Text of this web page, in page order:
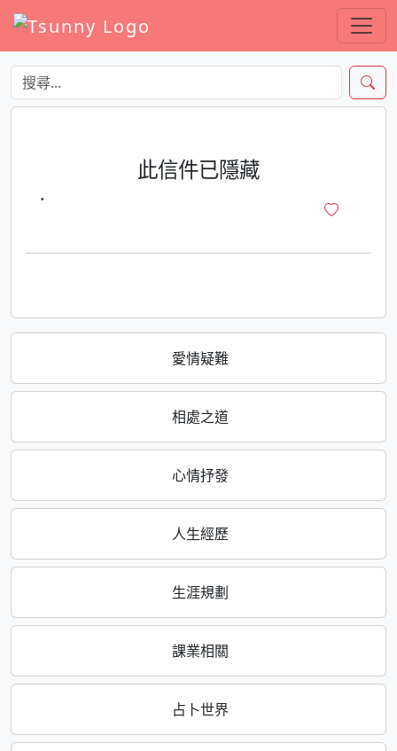
愛情疑難
相處之道
心情抒發
人生經歷
生涯規劃
課業相關
占卜世界
此信件已隱藏
·